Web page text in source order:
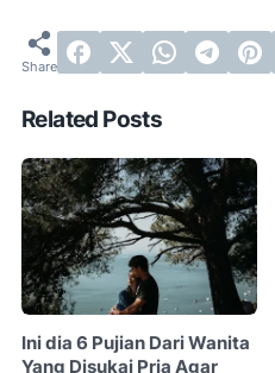
Related Posts
Ini dia 6 Pujian Dari Wanita
Yang Disukai Pria Agar